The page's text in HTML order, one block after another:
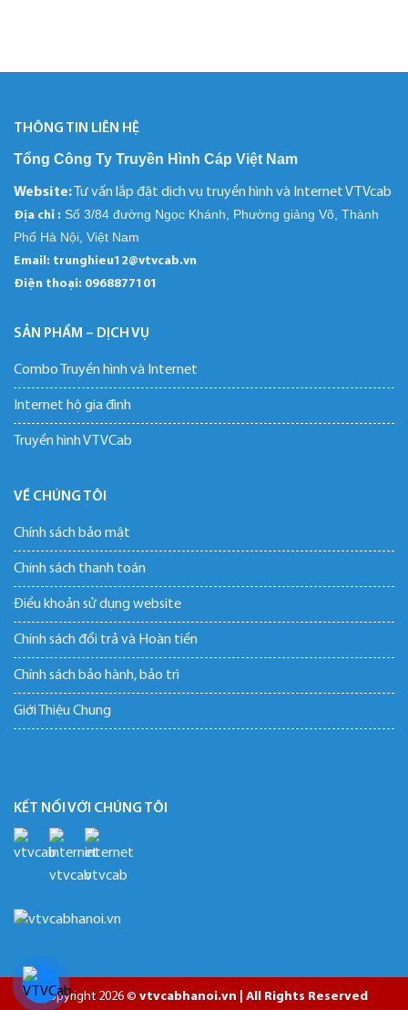
THÔNG TIN LIÊN HỆ
Tổng Công Ty Truyền Hình Cáp Việt Nam
Website: Tư vấn lắp đặt dịch vụ truyền hình và Internet VTVcab
Địa chỉ : Số 3/84 đường Ngọc Khánh, Phường giảng Võ, Thành
Phố Hà Nội, Việt Nam
Email: trunghieu12@vtvcab.vn
Điện thoại: 0968877101
SẢN PHẨM – DỊCH VỤ
Combo Truyền hình và Internet
Internet hộ gia đình
Truyền hình VTVCab
VỀ CHÚNG TÔI
Chính sách bảo mật
Chính sách thanh toán
Điều khoản sử dụng website
Chính sách đổi trả và Hoàn tiền
Chính sách bảo hành, bảo trì
Giới Thiệu Chung
KẾT NỐI VỚI CHÚNG TÔI
Copyright 2026 © vtvcabhanoi.vn | All Rights Reserved